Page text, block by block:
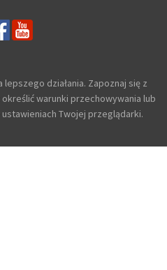
działania. Zapoznaj się z
określić warunki przechowywania lub
Twojej przeglądarki.